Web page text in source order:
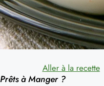
Aller à la recette
Prêts à Manger ?